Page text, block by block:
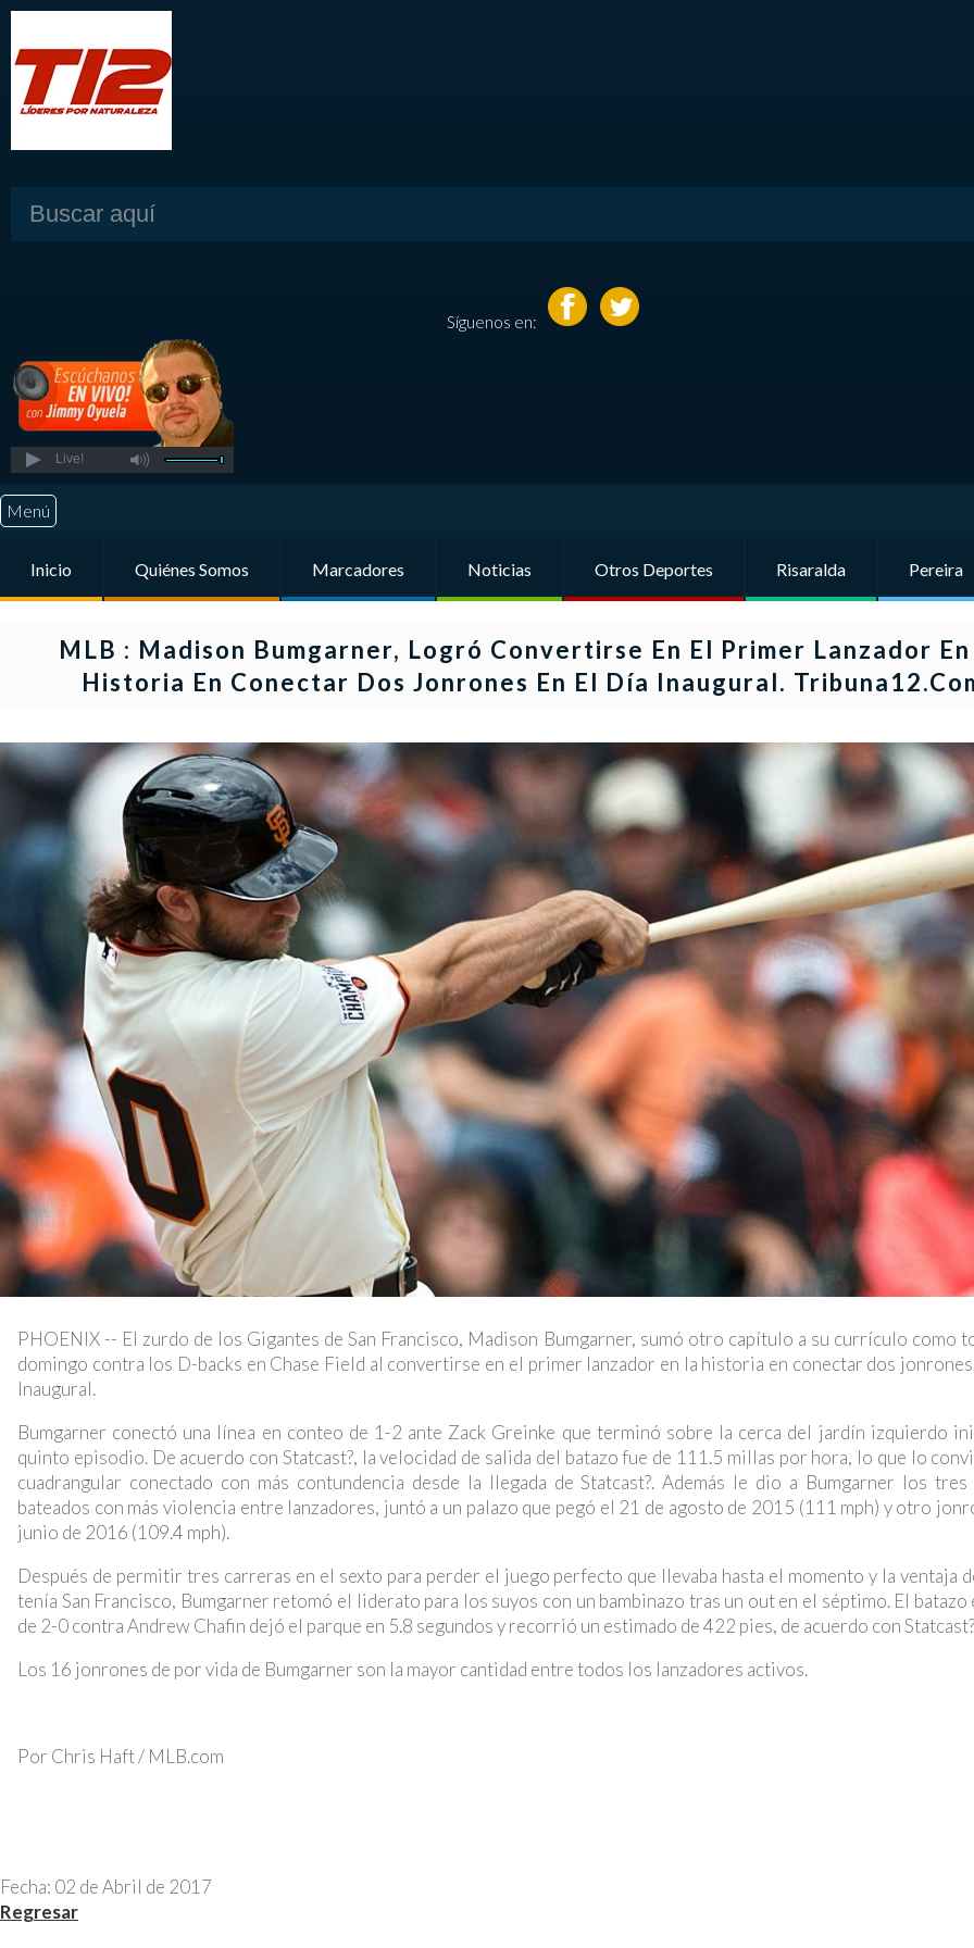
Síguenos en:
Live!
Menú
Inicio Quiénes Somos Marcadores Noticias Otros Deportes Risaralda Pereira
MLB : Madison Bumgarner, Logró Convertirse En El Primer Lanzador En
Historia En Conectar Dos Jonrones En El Día Inaugural.
PHOENIX -- El zurdo de los Gigantes de San Francisco, Madison Bumgarner, sumó otro capítulo a su currículo como
domingo contra los D-backs en Chase Field al convertirse en el primer lanzador en la historia en conectar dos
Inaugural.
Bumgarner conectó una línea en conteo de 1-2 ante Zack Greinke que terminó sobre la cerca del jardín izquierdo
quinto episodio. De acuerdo con Statcast?, la velocidad de salida del batazo fue de 111.5 millas por hora, lo que lo
cuadrangular conectado con más contundencia desde la llegada de Statcast?. Además le dio a Bumgarner los
bateados con más violencia entre lanzadores, juntó a un palazo que pegó el 21 de agosto de 2015 (111 mph) y otro
junio de 2016 (109.4 mph).
Después de permitir tres carreras en el sexto para perder el juego perfecto que llevaba hasta el momento y la ventaja
tenía San Francisco, Bumgarner retomó el liderato para los suyos con un bambinazo tras un out en el séptimo. El batazo
de 2-0 contra Andrew Chafin dejó el parque en 5.8 segundos y recorrió un estimado de 422 pies, de acuerdo con
Los 16 jonrones de por vida de Bumgarner son la mayor cantidad entre todos los lanzadores activos.
Por Chris Haft / MLB.com
Fecha: 02 de Abril de 2017
Regresar